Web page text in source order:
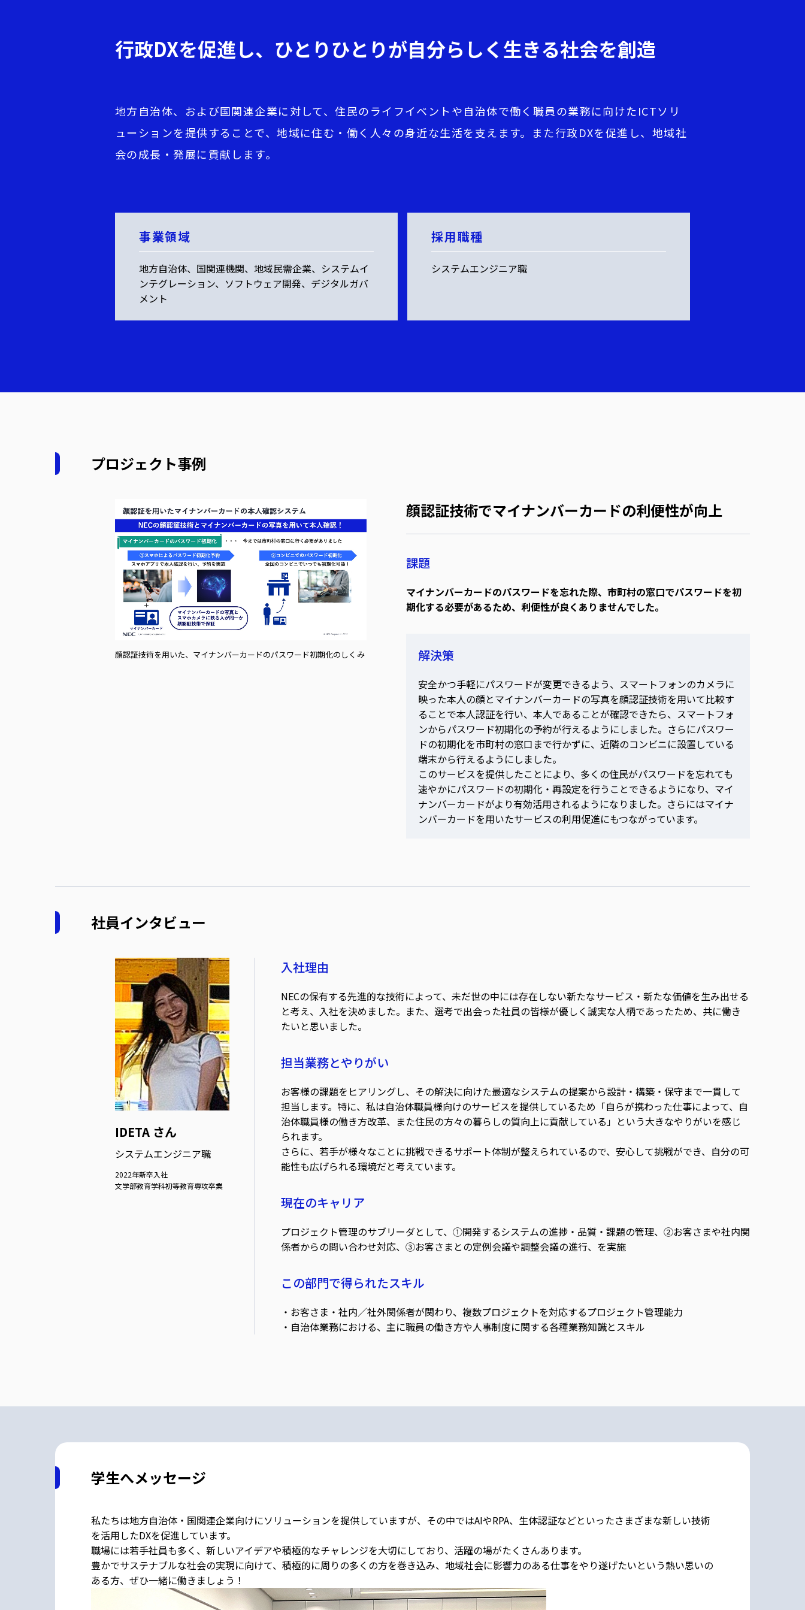
行政DXを促進し、ひとりひとりが自分らしく生きる社会を創造
地方自治体、および国関連企業に対して、住民のライフイベントや自治体で働く職員の業務に向けたICTソリ
ューションを提供することで、地域に住む・働く人々の身近な生活を支えます。また行政DXを促進し、地域社
会の成長・発展に貢献します。
事業領域
地方自治体、国関連機関、地域民需企業、システムイ
ンテグレーション、ソフトウェア開発、デジタルガバ
メント
採用職種
システムエンジニア職
プロジェクト事例
顔認証技術を用いた、マイナンバーカードのパスワード初期化のしくみ
顔認証技術でマイナンバーカードの利便性が向上
課題
マイナンバーカードのパスワードを忘れた際、市町村の窓口でパスワードを初
期化する必要があるため、利便性が良くありませんでした。
解決策
安全かつ手軽にパスワードが変更できるよう、スマートフォンのカメラに
映った本人の顔とマイナンバーカードの写真を顔認証技術を用いて比較す
ることで本人認証を行い、本人であることが確認できたら、スマートフォ
ンからパスワード初期化の予約が行えるようにしました。さらにパスワー
ドの初期化を市町村の窓口まで行かずに、近隣のコンビニに設置している
端末から行えるようにしました。
このサービスを提供したことにより、多くの住民がパスワードを忘れても
速やかにパスワードの初期化・再設定を行うことできるようになり、マイ
ナンバーカードがより有効活用されるようになりました。さらにはマイナ
ンバーカードを用いたサービスの利用促進にもつながっています。
社員インタビュー
IDETA さん
システムエンジニア職
2022年新卒入社
文学部教育学科初等教育専攻卒業
入社理由
NECの保有する先進的な技術によって、未だ世の中には存在しない新たなサービス・新たな価値を生み出せる
と考え、入社を決めました。また、選考で出会った社員の皆様が優しく誠実な人柄であったため、共に働き
たいと思いました。
担当業務とやりがい
お客様の課題をヒアリングし、その解決に向けた最適なシステムの提案から設計・構築・保守まで一貫して
担当します。特に、私は自治体職員様向けのサービスを提供しているため「自らが携わった仕事によって、自
治体職員様の働き方改革、また住民の方々の暮らしの質向上に貢献している」という大きなやりがいを感じ
られます。
さらに、若手が様々なことに挑戦できるサポート体制が整えられているので、安心して挑戦ができ、自分の可
能性も広げられる環境だと考えています。
現在のキャリア
プロジェクト管理のサブリーダとして、①開発するシステムの進捗・品質・課題の管理、②お客さまや社内関
係者からの問い合わせ対応、③お客さまとの定例会議や調整会議の進行、を実施
この部門で得られたスキル
・お客さま・社内／社外関係者が関わり、複数プロジェクトを対応するプロジェクト管理能力
・自治体業務における、主に職員の働き方や人事制度に関する各種業務知識とスキル
学生へメッセージ
私たちは地方自治体・国関連企業向けにソリューションを提供していますが、その中ではAIやRPA、生体認証などといったさまざまな新しい技術
を活用したDXを促進しています。
職場には若手社員も多く、新しいアイデアや積極的なチャレンジを大切にしており、活躍の場がたくさんあります。
豊かでサステナブルな社会の実現に向けて、積極的に周りの多くの方を巻き込み、地域社会に影響力のある仕事をやり遂げたいという熱い思いの
ある方、ぜひ一緒に働きましょう！